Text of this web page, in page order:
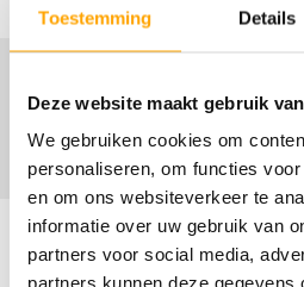
Toestemming Details
Deze website maakt gebruik
We gebruiken cookies om
personaliseren, om functies
en om ons websiteverkeer te
informatie over uw gebruik van
partners voor social media,
partners kunnen deze gegevens